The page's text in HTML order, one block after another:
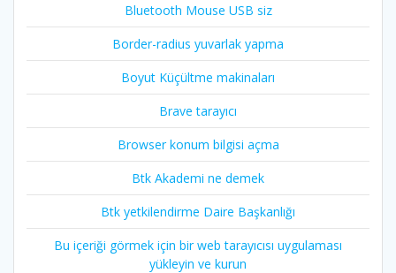
Bluetooth Mouse USB siz
Border-radius yuvarlak yapma
Boyut Küçültme makinaları
Brave tarayıcı
Browser konum bilgisi açma
Btk Akademi ne demek
Btk yetkilendirme Daire Başkanlığı
Bu içeriği görmek için bir web tarayıcısı uygulaması
yükleyin ve kurun